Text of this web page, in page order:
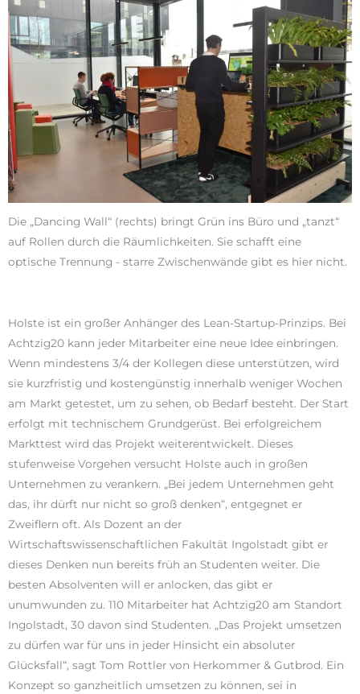
Die „Dancing Wall“ (rechts) bringt Grün ins Büro und „tanzt“
auf Rollen durch die Räumlichkeiten. Sie schafft eine
optische Trennung - starre Zwischenwände gibt es hier nicht.
Holste ist ein großer Anhänger des Lean-Startup-Prinzips. Bei
Achtzig20 kann jeder Mitarbeiter eine neue Idee einbringen.
Wenn mindestens 3/4 der Kollegen diese unterstützen, wird
sie kurzfristig und kostengünstig innerhalb weniger Wochen
am Markt getestet, um zu sehen, ob Bedarf besteht. Der Start
erfolgt mit technischem Grundgerüst. Bei erfolgreichem
Markttest wird das Projekt weiterentwickelt. Dieses
stufenweise Vorgehen versucht Holste auch in großen
Unternehmen zu verankern. „Bei jedem Unternehmen geht
das, ihr dürft nur nicht so groß denken“, entgegnet er
Zweiflern oft. Als Dozent an der
Wirtschaftswissenschaftlichen Fakultät Ingolstadt gibt er
dieses Denken nun bereits früh an Studenten weiter. Die
besten Absolventen will er anlocken, das gibt er
unumwunden zu. 110 Mitarbeiter hat Achtzig20 am Standort
Ingolstadt, 30 davon sind Studenten. „Das Projekt umsetzen
zu dürfen war für uns in jeder Hinsicht ein absoluter
Glücksfall“, sagt Tom Rottler von Herkommer & Gutbrod. Ein
Konzept so ganzheitlich umsetzen zu können, sei in